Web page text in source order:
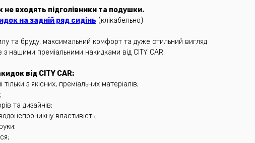
входять підголівники та подушки.
на задній ряд сидінь (клікабельно)
та бруду, максимальний комфорт та дуже стильний вигляд
нашими преміальними накидками від CITY CAR.
від CITY CAR:
з якісних, преміальних матеріалів;
та дизайнів;
властивість;